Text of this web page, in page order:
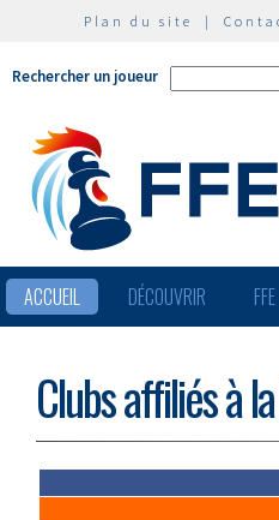
Plan du site |
Rechercher un joueur
ACCUEIL DÉCOUVRIR FFE
Clubs affiliés à